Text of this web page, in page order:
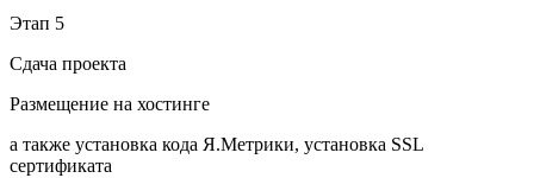
Этап 5
Сдача проекта
Размещение на хостинге
а также установка кода Я.Метрики, установка SSL
сертификата